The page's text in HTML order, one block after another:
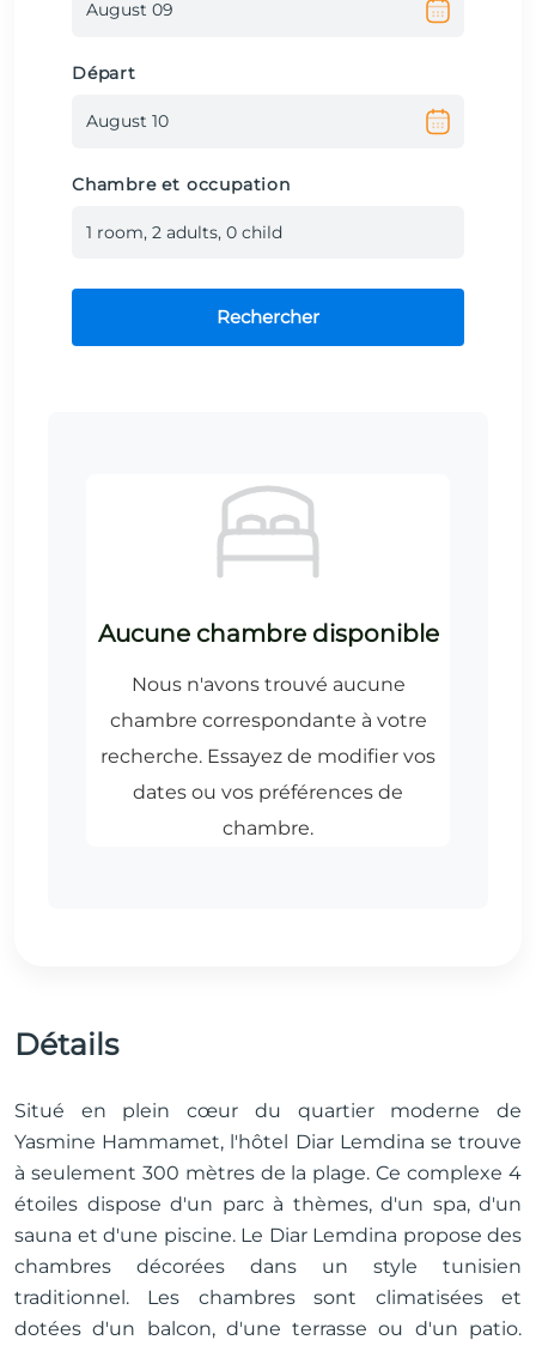
Départ
Chambre et occupation
1 room, 2 adults, 0 child
Rechercher
Détails
Situé en plein cœur du quartier moderne de
Yasmine Hammamet, l'hôtel Diar Lemdina se trouve
à seulement 300 mètres de la plage. Ce complexe 4
étoiles dispose d'un parc à thèmes, d'un spa, d'un
sauna et d'une piscine. Le Diar Lemdina propose des
chambres décorées dans un style tunisien
traditionnel. Les chambres sont climatisées et
dotées d'un balcon, d'une terrasse ou d'un patio.